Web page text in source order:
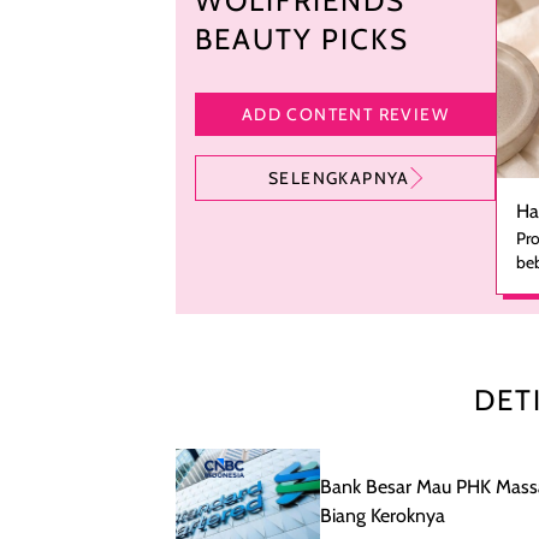
BEAUTY PICKS
ADD CONTENT REVIEW
SELENGKAPNYA
Bank Besar Mau PHK
Biang Keroknya